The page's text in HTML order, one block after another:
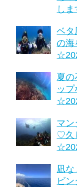
しま
ベタ
の海
夏の
ッ
マン
♡久
凪な
ビ